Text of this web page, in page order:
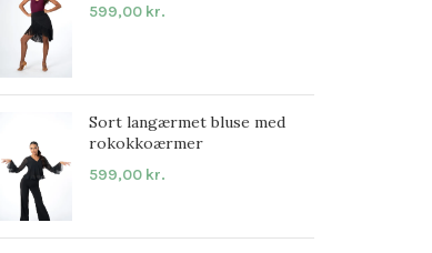
599,00 kr.
Sort langærmet bluse med
rokokkoærmer
599,00 kr.